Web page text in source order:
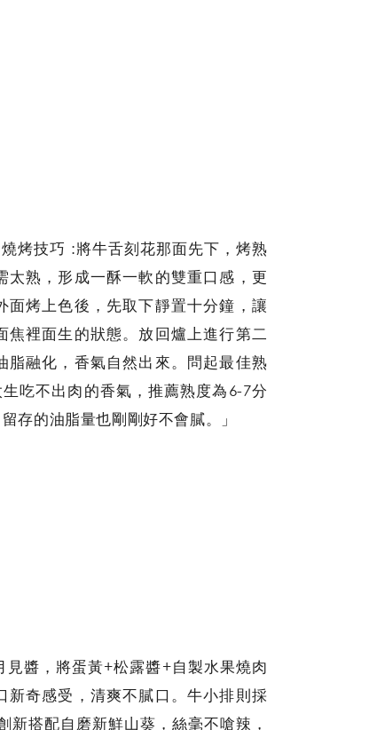
烤技巧 :將牛舌刻花那面先下，烤熟
太熟，形成一酥一軟的雙重口感，更
面烤上色後，先取下靜置十分鐘，讓
焦裡面生的狀態。放回爐上進行第二
脂融化，香氣自然出來。問起最佳熟
吃不出肉的香氣，推薦熟度為6-7分
存的油脂量也剛剛好不會膩。」
醬，將蛋黃+松露醬+自製水果燒肉
新奇感受，清爽不膩口。牛小排則採
搭配自磨新鮮山葵，絲毫不嗆辣，